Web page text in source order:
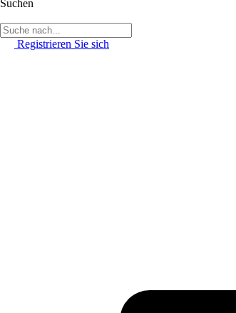
Suchen
Registrieren Sie sich